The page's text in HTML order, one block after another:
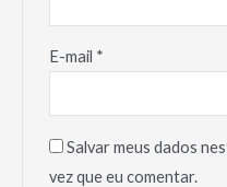
E-mail *
Salvar meus dados
vez que eu comentar.